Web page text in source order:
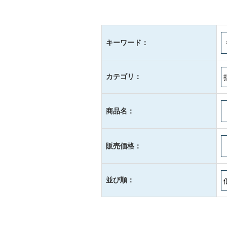
キーワード：
カテゴリ：
商品名：
販売価格：
並び順：